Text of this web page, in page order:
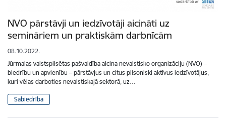
NVO pārstāvji un iedzīvotāji aicināti uz
semināriem un praktiskām darbnīcām
08.10.2022.
Jūrmalas valstspilsētas pašvaldība aicina nevalstisko organizāciju (NVO) –
biedrību un apvienību – pārstāvjus un citus pilsoniski aktīvus iedzīvotājus,
kuri vēlas darboties nevalstiskajā sektorā, uz…
Sabiedrība